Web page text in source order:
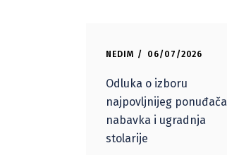
NEDIM 06/07/2026
Odluka o izboru
najpovljnijeg ponuđača
nabavka i ugradnja
stolarije